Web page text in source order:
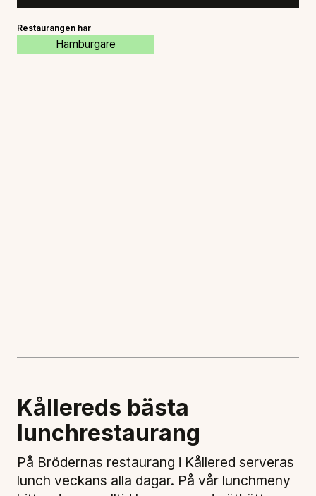
Restaurangen har
Hamburgare
Kållereds bästa
lunchrestaurang
På Brödernas restaurang i Kållered serveras
lunch veckans alla dagar. På vår lunchmeny